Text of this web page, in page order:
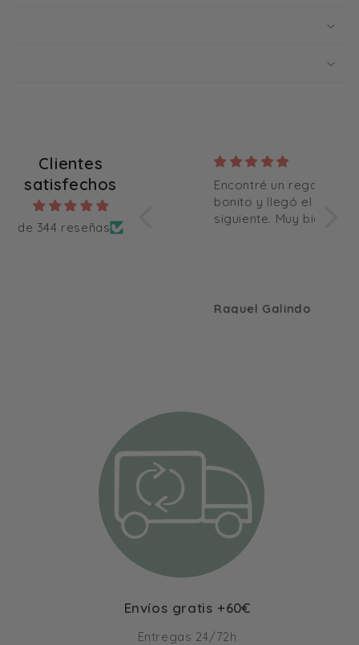
Clientes
satisfechos
de 344 reseñas
Todo muy bien.
Encontré un regalo
bonito y llegó el día
siguiente. Muy bien
Raquel Galindo Vicente
Envíos gratis +60€
Entregas 24/72h